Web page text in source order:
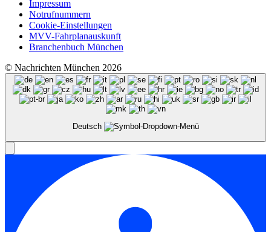
Impressum
Notrufnummern
Cookie-Einstellungen
MVV-Fahrplanauskunft
Branchenbuch München
© Nachrichten München 2026
Deutsch